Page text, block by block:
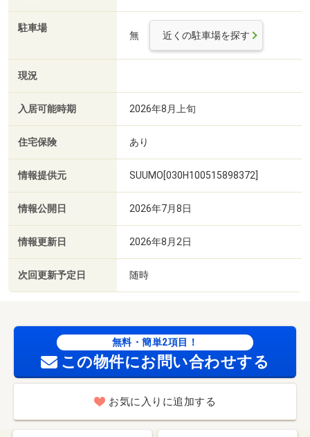
駐車場
無 近くの駐車場を探す
現況
入居可能時期 2026年8月上旬
住宅保険 あり
情報提供元 SUUMO[030H100515898372]
情報公開日 2026年7月8日
情報更新日 2026年8月2日
次回更新予定日 随時
無料・簡単2項目！
この物件にお問い合わせする
お気に入りに追加する